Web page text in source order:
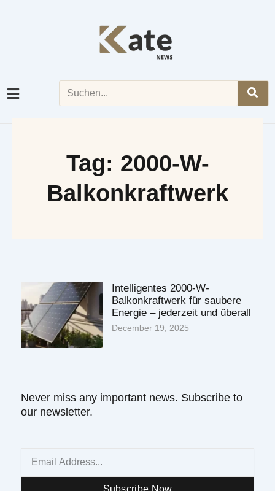
Tag: 2000-W-
Balkonkraftwerk
Intelligentes 2000-W-
Balkonkraftwerk für saubere
Energie – jederzeit und überall
December 19, 2025
Never miss any important news. Subscribe to
our newsletter.
Subscribe Now